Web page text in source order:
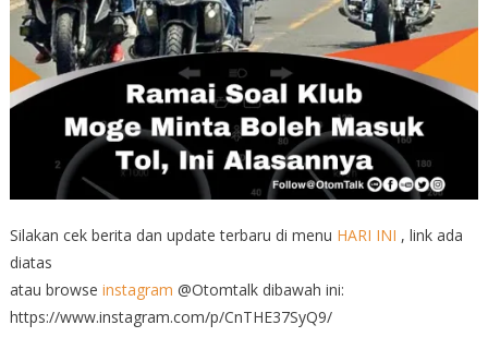
Silakan cek berita dan update terbaru di menu HARI INI , link ada
diatas
atau browse instagram @Otomtalk dibawah ini:
https://www.instagram.com/p/CnTHE37SyQ9/